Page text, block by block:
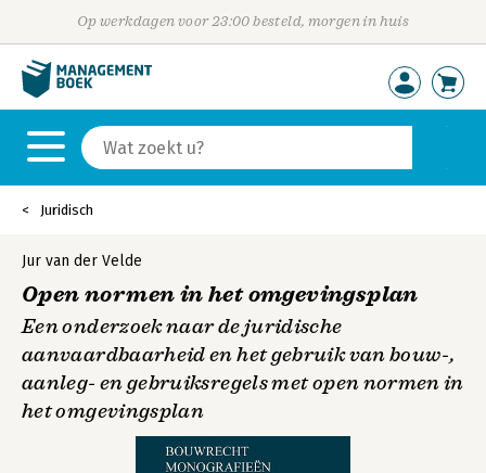
Op werkdagen voor 23:00 besteld, morgen in huis
Juridisch
Jur van der Velde
Open normen in het omgevingsplan
Een onderzoek naar de juridische
aanvaardbaarheid en het gebruik van bouw-,
aanleg- en gebruiksregels met open normen in
het omgevingsplan